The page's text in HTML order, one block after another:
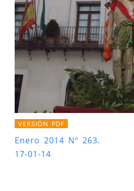
VERSIÓN PDF
Enero 2014 Nº 263.
17-01-14